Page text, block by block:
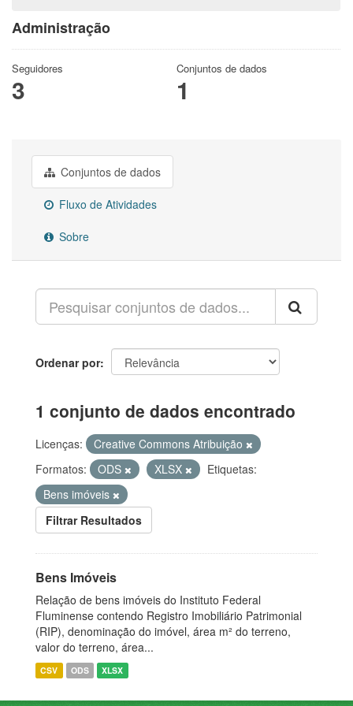
Administração
Seguidores
3
Conjuntos de dados
1
Conjuntos de dados
Fluxo de Atividades
Sobre
Ordenar por
1 conjunto de dados encontrado
Licenças:
Creative Commons Atribuição
Formatos:
ODS XLSX
Etiquetas:
Bens imóveis
Filtrar Resultados
Bens Imóveis
Relação de bens imóveis do Instituto Federal
Fluminense contendo Registro Imobiliário Patrimonial
(RIP), denominação do imóvel, área m² do terreno,
valor do terreno, área...
CSV ODS XLSX